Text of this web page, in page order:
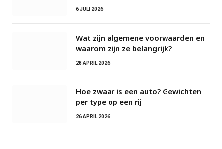
6 JULI 2026
Wat zijn algemene voorwaarden en
waarom zijn ze belangrijk?
28 APRIL 2026
Hoe zwaar is een auto? Gewichten
per type op een rij
26 APRIL 2026